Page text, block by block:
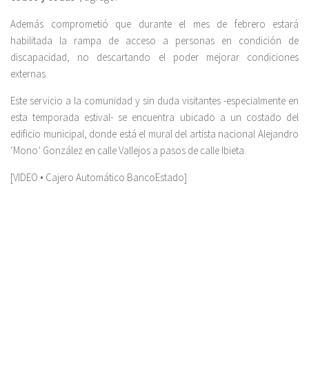
Además comprometió que durante el mes de febrero estará
habilitada la rampa de acceso a personas en condición de
discapacidad, no descartando el poder mejorar condiciones
externas.
Este servicio a la comunidad y sin duda visitantes -especialmente en
esta temporada estival- se encuentra ubicado a un costado del
edificio municipal, donde está el mural del artista nacional Alejandro
‘Mono’ González en calle Vallejos a pasos de calle Ibieta.
[VIDEO • Cajero Automático BancoEstado]